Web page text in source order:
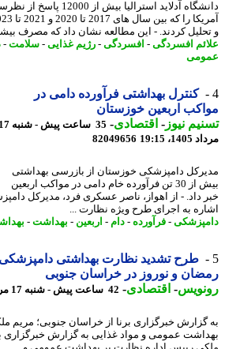
دانشگاه آدلاید استرالیا بیش از
کردند. - این مطالعه نشان داد که مصرف بیشتر ...
افسردگی -افسردگی -رژیم غذایی- سلامت-
کنترل بهداشتی فرآورده دامی در
اربعین خوزستان
نیوز-اقتصادی-
35 ساعت پیش - شنبه 17
19:15
82049656
دامپزشکی خوزستان از بازرسی بهداشتی
بیش از 30 تن فرآورده خام دامی در مواکب اربعین
داد. - از اهواز، ناصر عسکری فرد، مدیرکل
به اجرای طرح ویژه نظارت ...
-فرآورده- دام-اربعین -بهداشت -بهداشتی
طرح تشدید نظارت بهداشتی دامپزشکی
و نوروز در خراسان جنوبی
-اقتصادی-42 ساعت پیش - شنبه 17 مرداد 1405، 13:08
خبرگزاری برنا از خراسان جنوبی؛ مریم ملکی
عمومی و مواد غذایی به گزارش خبرگزاری برنا